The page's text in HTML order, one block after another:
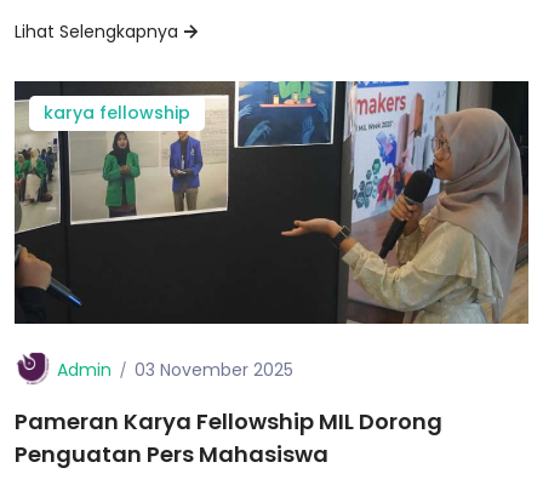
Lihat Selengkapnya
karya fellowship
Admin 03 November 2025
Pameran Karya Fellowship MIL Dorong
Penguatan Pers Mahasiswa